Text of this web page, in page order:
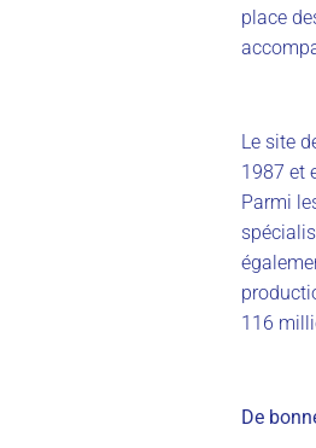
place
Le site
1987 et
Parmi
116
De